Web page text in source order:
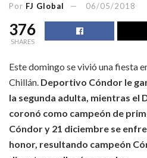
Por FJ Global 06/05/2018
376
SHARES
Este domingo se vivió una fiesta
Chillán. Deportivo Cóndor le
la segunda adulta, mientras el
coronó como campeón de
Cóndor y 21 diciembre se
honor, resultando campeón